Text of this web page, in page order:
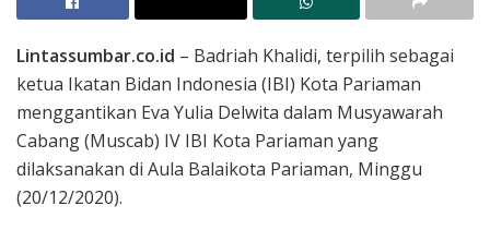
Lintassumbar.co.id – Badriah Khalidi, terpilih sebagai
ketua Ikatan Bidan Indonesia (IBI) Kota Pariaman
menggantikan Eva Yulia Delwita dalam Musyawarah
Cabang (Muscab) IV IBI Kota Pariaman yang
dilaksanakan di Aula Balaikota Pariaman, Minggu
(20/12/2020).